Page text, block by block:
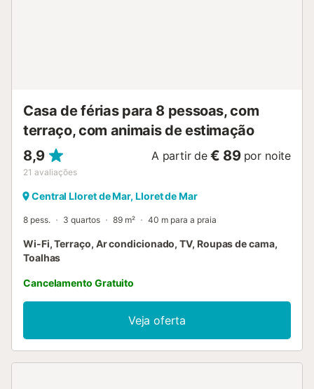
Casa de férias para 8 pessoas, com
terraço, com animais de estimação
8,9
21 avaliações
A partir de € 89 por noite
Central Lloret de Mar, Lloret de Mar
8 pess. 3 quartos 89 m² 40 m para a praia
Wi-Fi, Terraço, Ar condicionado, TV, Roupas de cama,
Toalhas
Cancelamento Gratuito
Veja oferta